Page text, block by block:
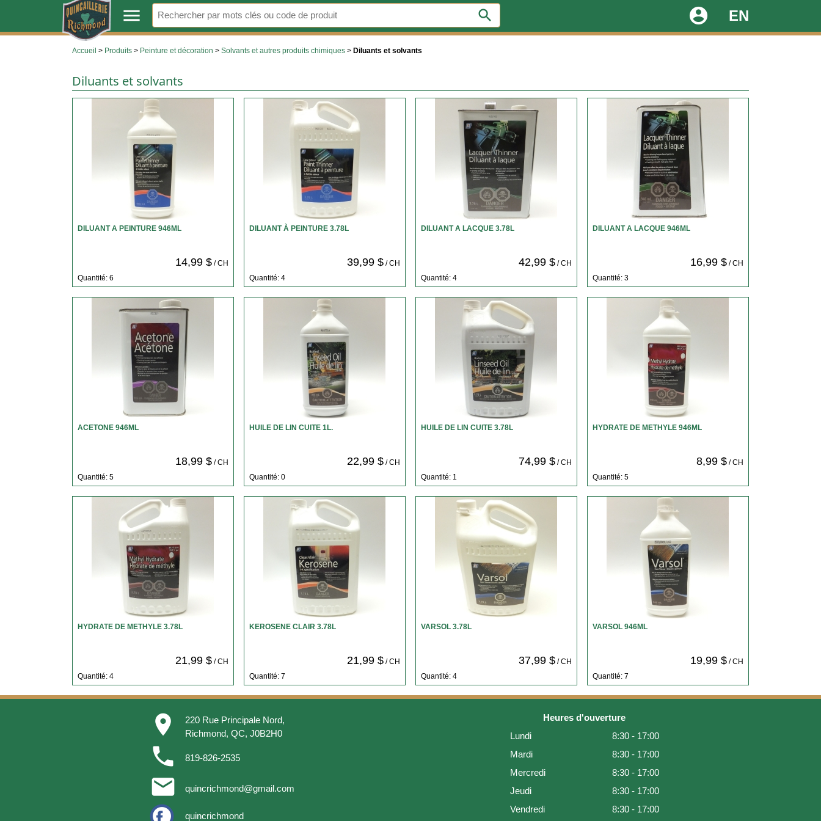
. menu search EN
account_circle
Accueil > Produits > Peinture et décoration > Solvants et autres produits chimiques > Diluants et solvants
Diluants et solvants
DILUANT A PEINTURE 946ML
14,99 $/ CH
Quantité: 6
DILUANT À PEINTURE 3.78L
39,99 $/ CH
Quantité: 4
DILUANT A LACQUE 3.78L
42,99 $/ CH
Quantité: 4
DILUANT A LACQUE 946ML
16,99 $/ CH
Quantité: 3
ACETONE 946ML
18,99 $/ CH
Quantité: 5
HUILE DE LIN CUITE 1L.
22,99 $/ CH
Quantité: 0
HUILE DE LIN CUITE 3.78L
74,99 $/ CH
Quantité: 1
HYDRATE DE METHYLE 946ML
8,99 $/ CH
Quantité: 5
HYDRATE DE METHYLE 3.78L
21,99 $/ CH
Quantité: 4
KEROSENE CLAIR 3.78L
21,99 $/ CH
Quantité: 7
VARSOL 3.78L
37,99 $/ CH
Quantité: 4
VARSOL 946ML
19,99 $/ CH
Quantité: 7
place
220 Rue Principale Nord,
Richmond, QC, J0B2H0
phone 819-826-2535
email quincrichmond@gmail.com
quincrichmond
Heures d'ouverture
Lundi
8:30 - 17:00
Mardi
8:30 - 17:00
Mercredi
8:30 - 17:00
Jeudi
8:30 - 17:00
Vendredi
8:30 - 17:00